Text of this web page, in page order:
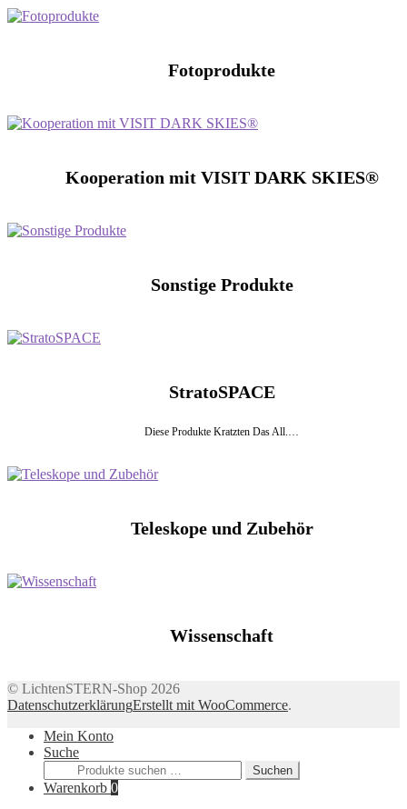
Fotoprodukte
Kooperation mit VISIT DARK SKIES®
Sonstige Produkte
StratoSPACE
Diese Produkte Kratzten Das All.…
Teleskope und Zubehör
Wissenschaft
© LichtenSTERN-Shop 2026
DatenschutzerklärungErstellt mit WooCommerce.
Mein Konto
Suche
Suchen
nach:
Suchen
Warenkorb 0